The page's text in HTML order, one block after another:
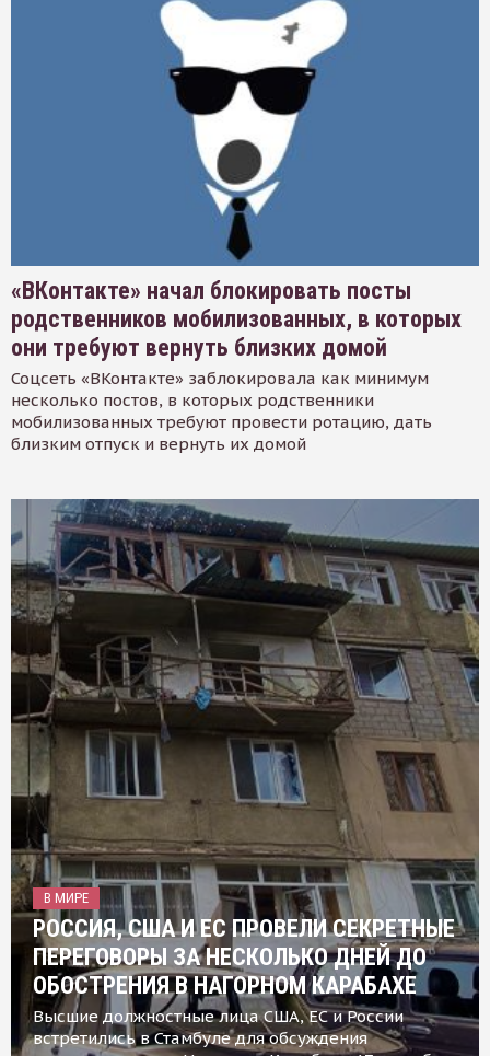
«ВКонтакте» начал блокировать посты
родственников мобилизованных, в которых
они требуют вернуть близких домой
Соцсеть «ВКонтакте» заблокировала как минимум
несколько постов, в которых родственники
мобилизованных требуют провести ротацию, дать
близким отпуск и вернуть их домой
В МИРЕ
РОССИЯ, США И ЕС ПРОВЕЛИ СЕКРЕТНЫЕ
ПЕРЕГОВОРЫ ЗА НЕСКОЛЬКО ДНЕЙ ДО
ОБОСТРЕНИЯ В НАГОРНОМ КАРАБАХЕ
Высшие должностные лица США, ЕС и России
встретились в Стамбуле для обсуждения